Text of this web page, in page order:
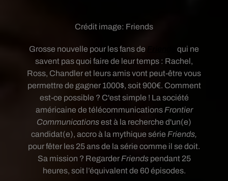
Crédit image: Friends
Grosse nouvelle pour les fans de
qui ne
savent pas quoi faire de leur temps : Rachel,
Ross, Chandler et leurs amis vont peut-être vous
permettre de gagner 1000$, soit 900€. Comment
est-ce possible ? C'est simple ! La société
américaine de télécommunications Frontier
Communicationsest à la recherche d'un(e)
candidat(e), accro à la mythique série Friends,
pour fêter les 25 ans de la série comme il se doit.
Sa mission ? Regarder Friendspendant 25
heures, soit l’équivalent de 60 épisodes.